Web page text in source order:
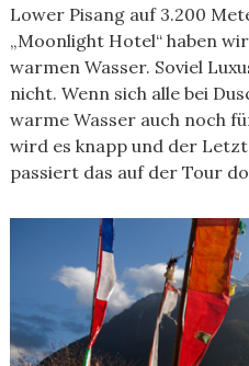
Lower Pisang auf 3.200
„Moonlight Hotel“ haben
warmen Wasser. Soviel
nicht. Wenn sich alle bei
warme Wasser auch noch
wird es knapp und der
passiert das auf der Tour